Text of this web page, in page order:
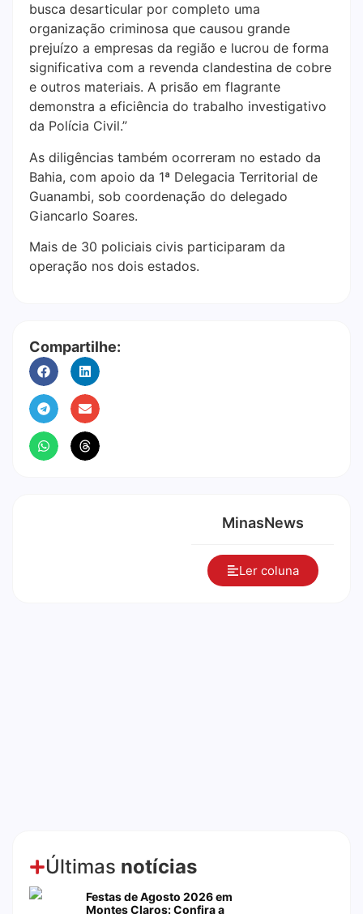
busca desarticular por completo uma
organização criminosa que causou grande
prejuízo a empresas da região e lucrou de forma
significativa com a revenda clandestina de cobre
e outros materiais. A prisão em flagrante
demonstra a eficiência do trabalho investigativo
da Polícia Civil.”
As diligências também ocorreram no estado da
Bahia, com apoio da 1ª Delegacia Territorial de
Guanambi, sob coordenação do delegado
Giancarlo Soares.
Mais de 30 policiais civis participaram da
operação nos dois estados.
Compartilhe:
MinasNews
Ler coluna
Últimas notícias
Festas de Agosto 2026 em
Montes Claros: Confira a